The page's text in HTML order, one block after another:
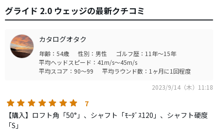
グライド 2.0 ウェッジの最新クチコミ
カタログオタク
年齢：54歳 性別：男性
ゴルフ歴：11年～15年
平均ヘッドスピード：41m/s～45m/s
平均スコア：90～99
平均ラウンド数：1ヶ月に1回程度
2023/9/14（木）11:18
7
【購入】ロフト角「50°」、シャフト「ﾓｰﾀﾞｽ120」、シャフト硬度
「S」